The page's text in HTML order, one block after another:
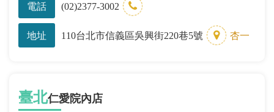
電話 (02)2377-3002
地址 110台北市信義區吳興街220巷5號 杏一
臺北仁愛院內店